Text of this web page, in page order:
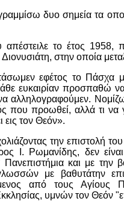
δυο σημεία τα
απέστειλε το έτος 1958,
στην οποία
εφέτος το Πάσχα
ευκαιρίαν προσπαθώ
που προωθεί, αλλά τι να
εις τον Θεόν».
την επιστολή
Ι. Ρωμανίδης, δεν
και με την
με βαθυτάτην
από τους Αγίους
υμνών τον Θεόν